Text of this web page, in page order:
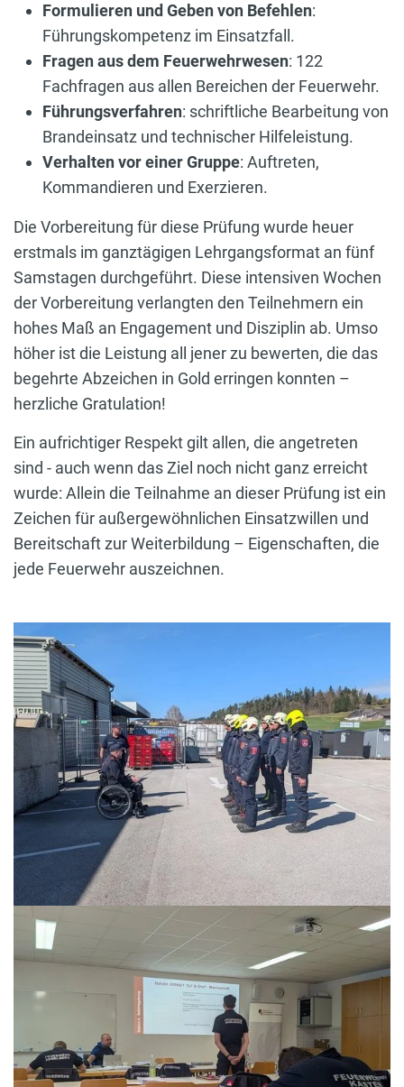
Formulieren und Geben von Befehlen:
Führungskompetenz im Einsatzfall.
Fragen aus dem Feuerwehrwesen: 122
Fachfragen aus allen Bereichen der Feuerwehr.
Führungsverfahren: schriftliche Bearbeitung von
Brandeinsatz und technischer Hilfeleistung.
Verhalten vor einer Gruppe: Auftreten,
Kommandieren und Exerzieren.
Die Vorbereitung für diese Prüfung wurde heuer
erstmals im ganztägigen Lehrgangsformat an fünf
Samstagen durchgeführt. Diese intensiven Wochen
der Vorbereitung verlangten den Teilnehmern ein
hohes Maß an Engagement und Disziplin ab. Umso
höher ist die Leistung all jener zu bewerten, die das
begehrte Abzeichen in Gold erringen konnten –
herzliche Gratulation!
Ein aufrichtiger Respekt gilt allen, die angetreten
sind - auch wenn das Ziel noch nicht ganz erreicht
wurde: Allein die Teilnahme an dieser Prüfung ist ein
Zeichen für außergewöhnlichen Einsatzwillen und
Bereitschaft zur Weiterbildung – Eigenschaften, die
jede Feuerwehr auszeichnen.